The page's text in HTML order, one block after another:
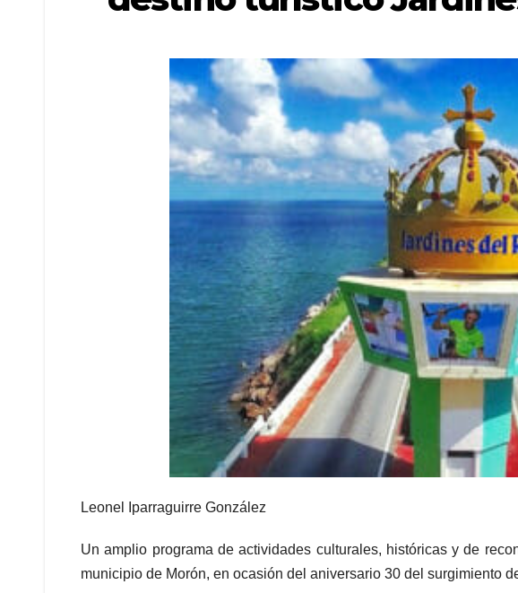
Leonel Iparraguirre González
Un amplio programa de actividades culturales, históricas y de
municipio de Morón, en ocasión del aniversario 30 del surgimiento